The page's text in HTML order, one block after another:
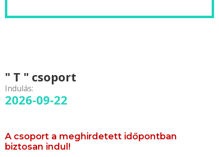
" T " csoport
Indulás:
2026-09-22
A csoport a meghirdetett időpontban
biztosan indul!